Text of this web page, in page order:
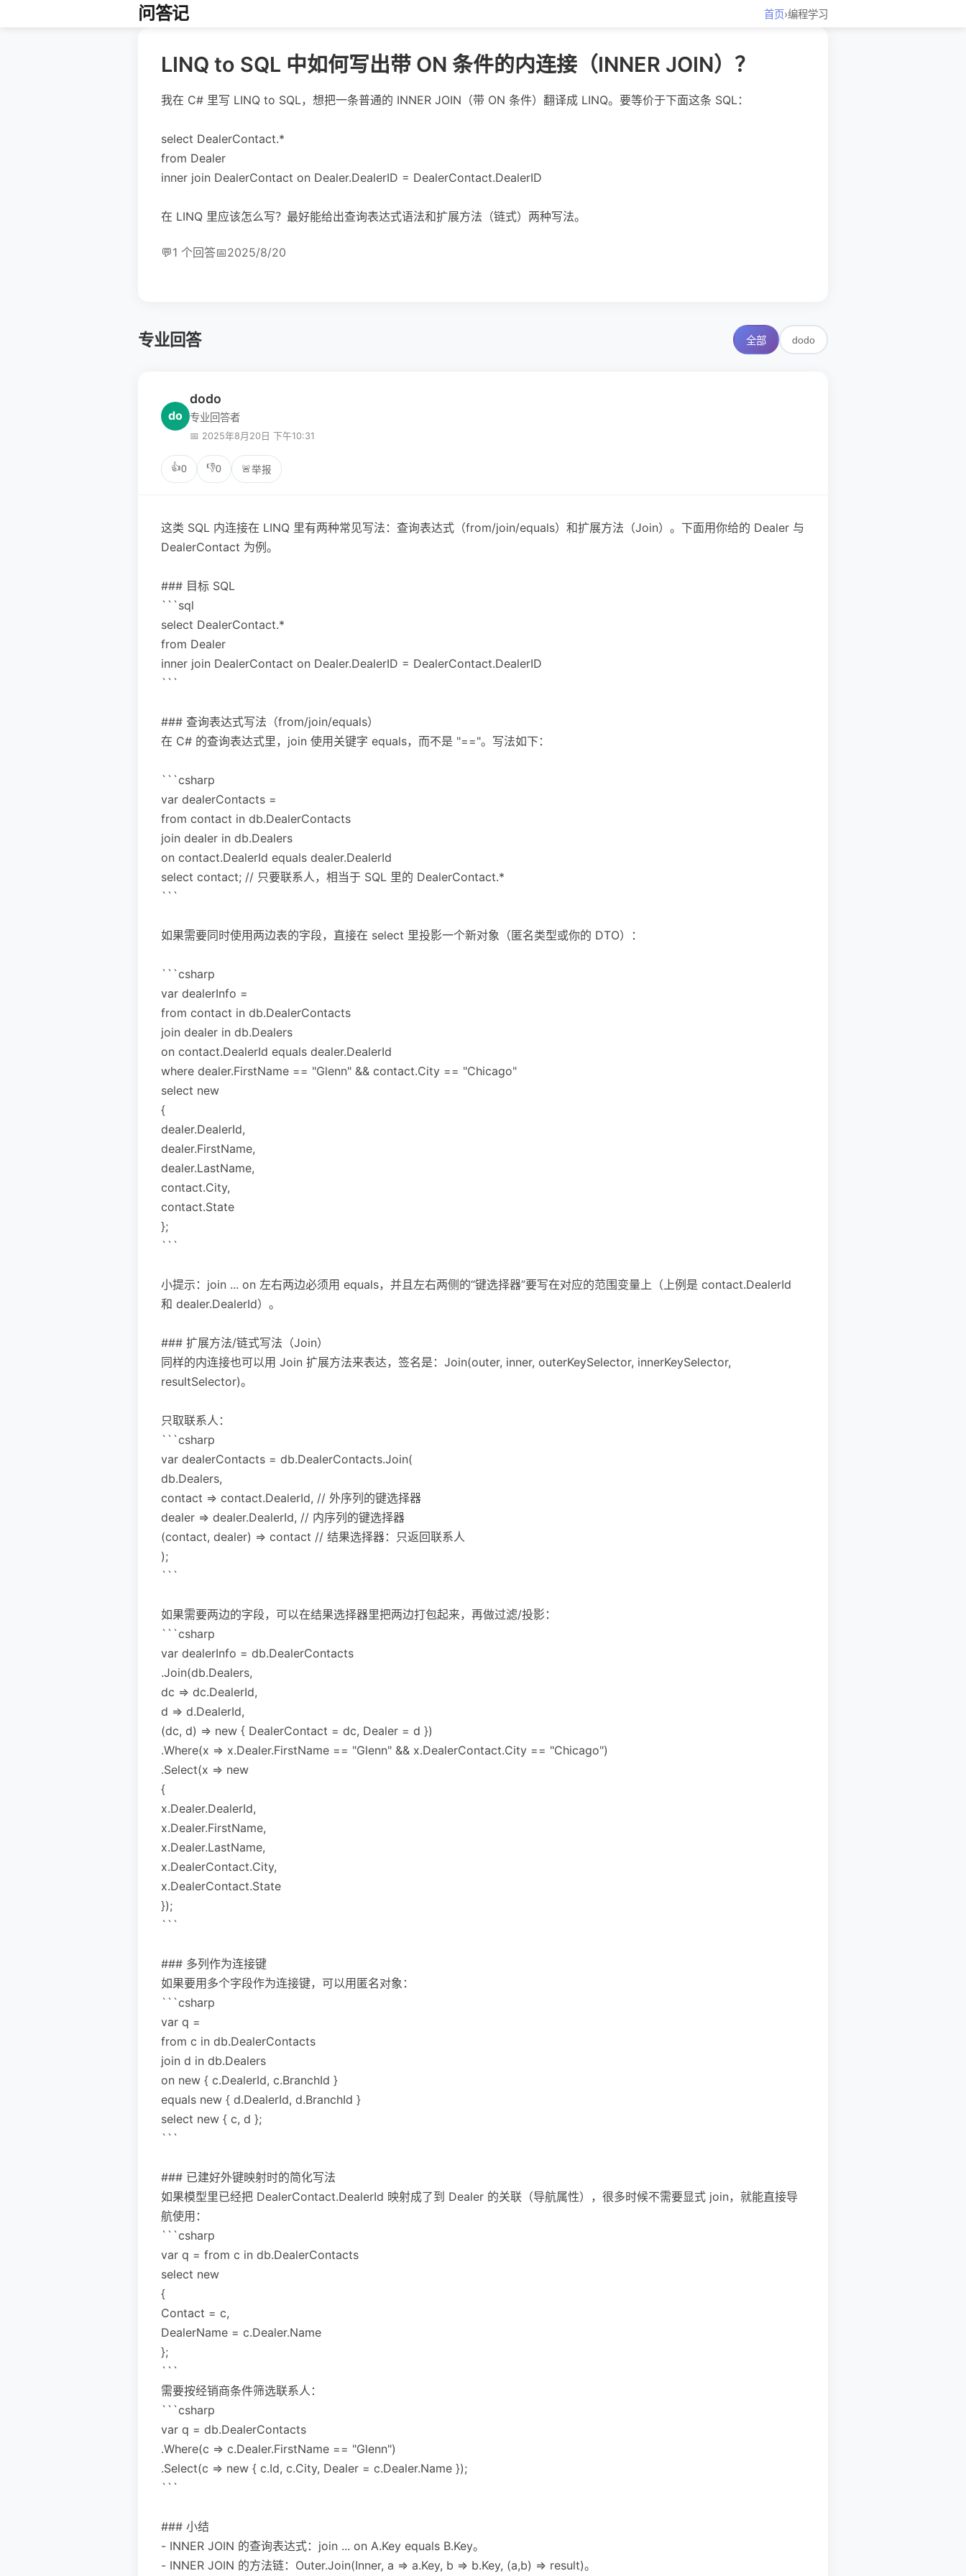
问答记 首页›编程学习
LINQ to SQL 中如何写出带 ON 条件的内连接（INNER JOIN）？
我在 C# 里写 LINQ to SQL，想把一条普通的 INNER JOIN（带 ON 条件）翻译成 LINQ。要等价于下面这条 SQL：
select DealerContact.*
from Dealer
inner join DealerContact on Dealer.DealerID = DealerContact.DealerID
在 LINQ 里应该怎么写？最好能给出查询表达式语法和扩展方法（链式）两种写法。
💬1 个回答📅2025/8/20
专业回答 全部 dodo
do
dodo
专业回答者
📅 2025年8月20日 下午10:31
👍0 👎0 🚨举报
这类 SQL 内连接在 LINQ 里有两种常见写法：查询表达式（from/join/equals）和扩展方法（Join）。下面用你给的 Dealer 与
DealerContact 为例。
### 目标 SQL
```sql
select DealerContact.*
from Dealer
inner join DealerContact on Dealer.DealerID = DealerContact.DealerID
```
### 查询表达式写法（from/join/equals）
在 C# 的查询表达式里，join 使用关键字 equals，而不是 "=="。写法如下：
```csharp
var dealerContacts =
from contact in db.DealerContacts
join dealer in db.Dealers
on contact.DealerId equals dealer.DealerId
select contact; // 只要联系人，相当于 SQL 里的 DealerContact.*
```
如果需要同时使用两边表的字段，直接在 select 里投影一个新对象（匿名类型或你的 DTO）：
```csharp
var dealerInfo =
from contact in db.DealerContacts
join dealer in db.Dealers
on contact.DealerId equals dealer.DealerId
where dealer.FirstName == "Glenn" && contact.City == "Chicago"
select new
{
dealer.DealerId,
dealer.FirstName,
dealer.LastName,
contact.City,
contact.State
};
```
小提示：join ... on 左右两边必须用 equals，并且左右两侧的“键选择器”要写在对应的范围变量上（上例是 contact.DealerId
和 dealer.DealerId）。
### 扩展方法/链式写法（Join）
同样的内连接也可以用 Join 扩展方法来表达，签名是：Join(outer, inner, outerKeySelector, innerKeySelector,
resultSelector)。
只取联系人：
```csharp
var dealerContacts = db.DealerContacts.Join(
db.Dealers,
contact => contact.DealerId, // 外序列的键选择器
dealer => dealer.DealerId, // 内序列的键选择器
(contact, dealer) => contact // 结果选择器：只返回联系人
);
```
如果需要两边的字段，可以在结果选择器里把两边打包起来，再做过滤/投影：
```csharp
var dealerInfo = db.DealerContacts
.Join(db.Dealers,
dc => dc.DealerId,
d => d.DealerId,
(dc, d) => new { DealerContact = dc, Dealer = d })
.Where(x => x.Dealer.FirstName == "Glenn" && x.DealerContact.City == "Chicago")
.Select(x => new
{
x.Dealer.DealerId,
x.Dealer.FirstName,
x.Dealer.LastName,
x.DealerContact.City,
x.DealerContact.State
});
```
### 多列作为连接键
如果要用多个字段作为连接键，可以用匿名对象：
```csharp
var q =
from c in db.DealerContacts
join d in db.Dealers
on new { c.DealerId, c.BranchId }
equals new { d.DealerId, d.BranchId }
select new { c, d };
```
### 已建好外键映射时的简化写法
如果模型里已经把 DealerContact.DealerId 映射成了到 Dealer 的关联（导航属性），很多时候不需要显式 join，就能直接导
航使用：
```csharp
var q = from c in db.DealerContacts
select new
{
Contact = c,
DealerName = c.Dealer.Name
};
```
需要按经销商条件筛选联系人：
```csharp
var q = db.DealerContacts
.Where(c => c.Dealer.FirstName == "Glenn")
.Select(c => new { c.Id, c.City, Dealer = c.Dealer.Name });
```
### 小结
- INNER JOIN 的查询表达式：join ... on A.Key equals B.Key。
- INNER JOIN 的方法链：Outer.Join(Inner, a => a.Key, b => b.Key, (a,b) => result)。